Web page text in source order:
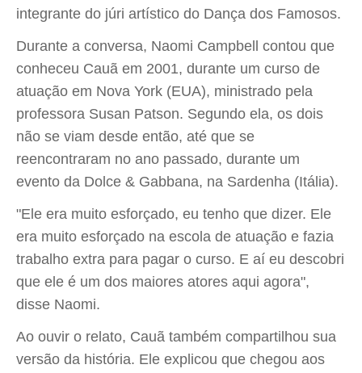
integrante do júri artístico do Dança dos Famosos.
Durante a conversa, Naomi Campbell contou que
conheceu Cauã em 2001, durante um curso de
atuação em Nova York (EUA), ministrado pela
professora Susan Patson. Segundo ela, os dois
não se viam desde então, até que se
reencontraram no ano passado, durante um
evento da Dolce & Gabbana, na Sardenha (Itália).
"Ele era muito esforçado, eu tenho que dizer. Ele
era muito esforçado na escola de atuação e fazia
trabalho extra para pagar o curso. E aí eu descobri
que ele é um dos maiores atores aqui agora",
disse Naomi.
Ao ouvir o relato, Cauã também compartilhou sua
versão da história. Ele explicou que chegou aos